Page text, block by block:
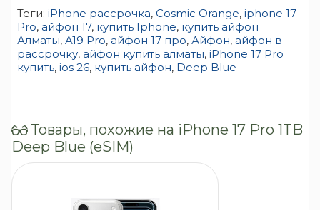
Теги: iPhone рассрочка, Cosmic Orange, iphone 17
Pro, айфон 17, купить Iphone, купить айфон
Алматы, A19 Pro, айфон 17 про, Айфон, айфон в
рассрочку, айфон купить алматы, iPhone 17 Pro
купить, ios 26, купить айфон, Deep Blue
Товары, похожие на iPhone 17 Pro 1TB
Deep Blue (eSIM)